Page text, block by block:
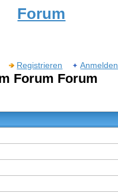
Forum
Registrieren Anmelden
Forum Forum